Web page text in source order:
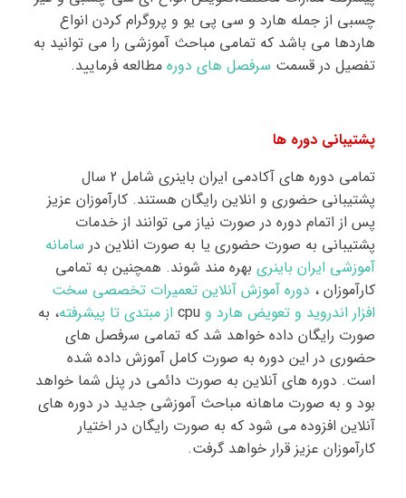
چسبی از جمله هارد و سی پی یو و پروگرام کردن انواع
هاردها می باشد که تمامی مباحث آموزشی را می توانید به
تفصیل در قسمت سرفصل های دوره مطالعه فرمایید.
پشتیبانی دوره ها
تمامی دوره های آکادمی ایران باینری شامل 2 سال
پشتیبانی حضوری و انلاین رایگان هستند. کارآموزان عزیز
پس از اتمام دوره در صورت نیاز می توانند از خدمات
پشتیبانی به صورت حضوری یا به صورت انلاین در سامانه
آموزشی ایران باینری بهره مند شوند. همچنین به تمامی
کارآموزان ، دوره آموزش آنلاین تعمیرات تخصصی سخت
افزار اندروید و تعویض هارد وcpu از مبتدی تا پیشرفته، به
صورت رایگان داده خواهد شد که تمامی سرفصل های
حضوری در این دوره به صورت کامل آموزش داده شده
است. دوره های آنلاین به صورت دائمی در پنل شما خواهد
بود و به صورت ماهانه مباحث آموزشی جدید در دوره های
آنلاین افزوده می شود که به صورت رایگان در اختیار
کارآموزان عزیز قرار خواهد گرفت.